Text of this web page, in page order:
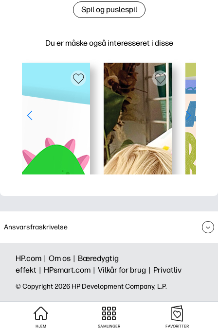
Du er måske også interesseret i disse
Spil og puslespil
Ansvarsfraskrivelse
HP.com | Om os | Bæredygtig
effekt | HPsmart.com | Vilkår for brug | Privatliv
©️ Copyright 2026 HP Development Company, L.P.
HJEM SAMLINGER FAVORITTER